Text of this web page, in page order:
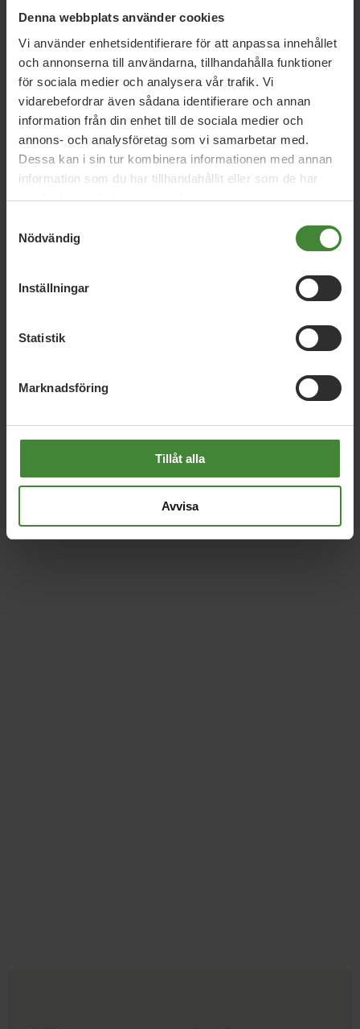
Denna webbplats använder cookies
Vi använder enhetsidentifierare för att anpassa innehållet
och annonserna till användarna, tillhandahålla funktioner
för sociala medier och analysera vår trafik. Vi
vidarebefordrar även sådana identifierare och annan
information från din enhet till de sociala medier och
annons- och analysföretag som vi samarbetar med.
Dessa kan i sin tur kombinera informationen med annan
information som du har tillhandahållit eller som de har
samlat in när du har använt deras tjänster.
Nödvändig
Inställningar
Statistik
Marknadsföring
Tillåt alla
Avvisa
ger svalka under varma dagar. De skapar också möjligheter
till rekreation, motion och möten mellan människor.
Tillgång till natur nära hemmet bidrar till bättre hälsa och
ökad livskvalitet.
Vad innebär hyggesfritt skogsbruk?
Hyggesfritt skogsbruk innebär att skogen brukas utan
stora kalhyggen. Metoden bevarar fler livsmiljöer för växter
och djur samtidigt som skogens sociala och ekologiska
värden skyddas. Det ger en mer varierad och
motståndskraftig skog över tid.
Läs mer:Stadsutveckling